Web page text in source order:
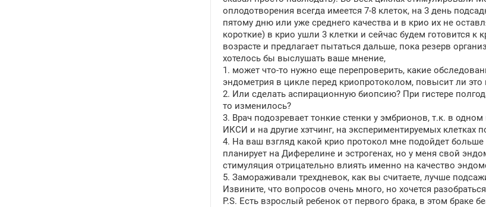
оплодотворения всегда имеется 7-8 клеток, на 3 день
пятому дню или уже среднего качества и в крио их не
короткие) в крио ушли 3 клетки и сейчас будем готовится к
возрасте и предлагает пытаться дальше, пока резерв
хотелось бы выслушать ваше мнение,
1. может что-то нужно еще перепроверить, какие
эндометрия в цикле перед криопротоколом, повысит ли
2. Или сделать аспирационную биопсию? При гистере
то изменилось?
3. Врач подозревает тонкие стенки у эмбрионов, т.к. в
ИКСИ и на другие хэтчинг, на экспериментируемых
4. На ваш взгляд какой крио протокол мне подойдет
планирует на Диферелине и эстрогенах, но у меня свой
стимуляция отрицательно влиять именно на качество
5. Замораживали трехдневок, как вы считаете, лучше
Извините, что вопросов очень много, но хочется
P.S. Есть взрослый ребенок от первого брака, в этом браке